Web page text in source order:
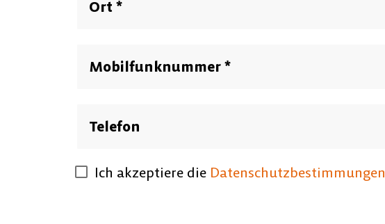
Ort *
Mobilfunknummer *
Telefon
Ich akzeptiere die Datenschutzbestimmungen